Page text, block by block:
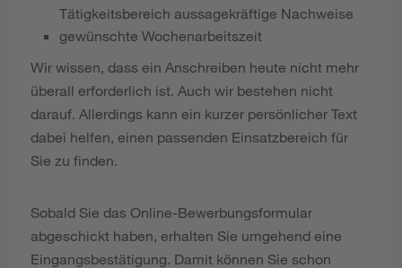
Tätigkeitsbereich aussagekräftige Nachweise
gewünschte Wochenarbeitszeit
Wir wissen, dass ein Anschreiben heute nicht mehr
überall erforderlich ist. Auch wir bestehen nicht
darauf. Allerdings kann ein kurzer persönlicher Text
dabei helfen, einen passenden Einsatzbereich für
Sie zu finden.
Sobald Sie das Online-Bewerbungsformular
abgeschickt haben, erhalten Sie umgehend eine
Eingangsbestätigung. Damit können Sie schon